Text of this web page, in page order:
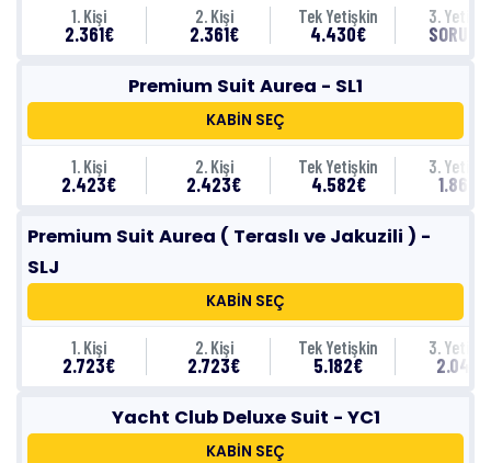
1. Kişi
2.361€
2. Kişi
2.361€
Tek Yetişkin
4.430€
3.
Premium Suit Aurea - SL1
KABİN SEÇ
1. Kişi
2.423€
2. Kişi
2.423€
Tek Yetişkin
4.582€
3.
1.863€
Premium Suit Aurea ( Teraslı ve Jakuzili ) -
SLJ
KABİN SEÇ
1. Kişi
2.723€
2. Kişi
2.723€
Tek Yetişkin
5.182€
3.
2.043€
Yacht Club Deluxe Suit - YC1
KABİN SEÇ